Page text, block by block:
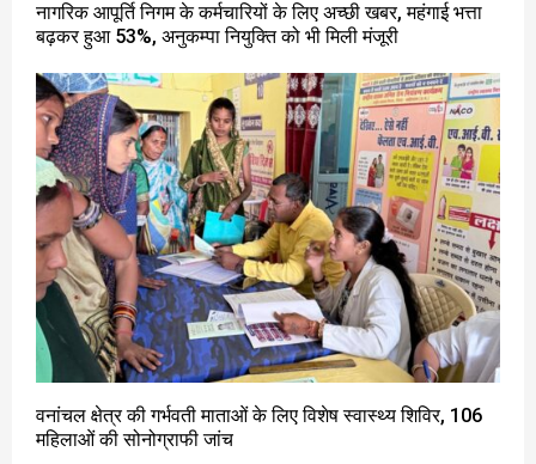
नागरिक आपूर्ति निगम के कर्मचारियों के लिए अच्छी खबर, महंगाई भत्ता
बढ़कर हुआ 53%, अनुकम्पा नियुक्ति को भी मिली मंजूरी
वनांचल क्षेत्र की गर्भवती माताओं के लिए विशेष स्वास्थ्य शिविर, 106
महिलाओं की सोनोग्राफी जांच